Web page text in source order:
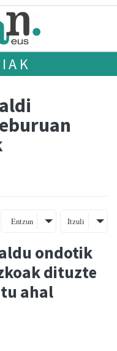
Entzun Itzuli
ondotik
dituzte
ahal